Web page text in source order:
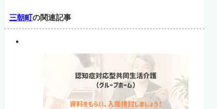
三朝町の関連記事